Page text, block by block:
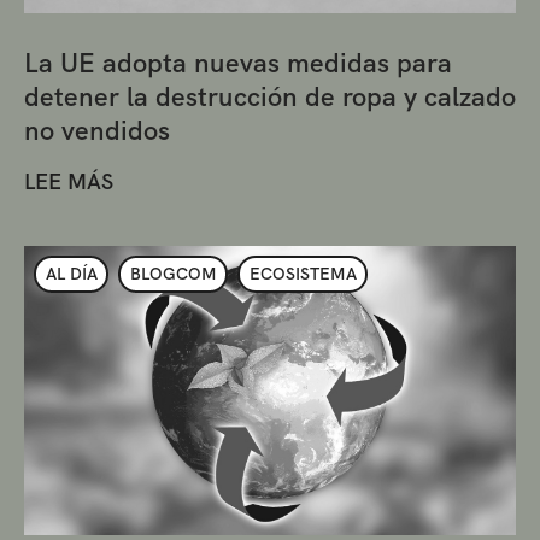
La UE adopta nuevas medidas para
detener la destrucción de ropa y calzado
no vendidos
LEE MÁS
AL DÍA BLOGCOM ECOSISTEMA